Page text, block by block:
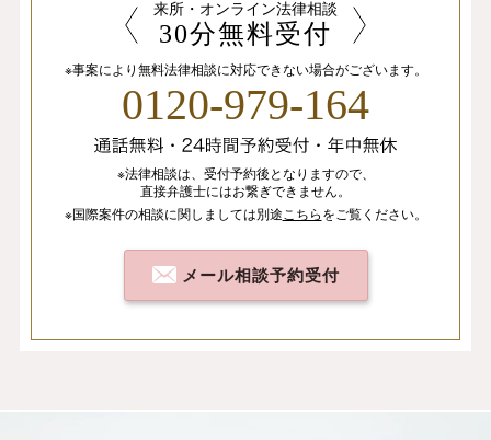
来所・オンライン法律相談
30分無料受付
※事案により無料法律相談に対応できない場合がございます。
0120-979-164
※法律相談は、 受付予約後となりますので、
直接弁護士にはお繋ぎできません。
※国際案件の相談に関しましては別途 こちらをご覧ください。
メール相談予約受付